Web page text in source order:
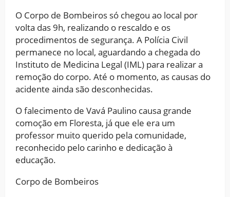
O Corpo de Bombeiros só chegou ao local por
volta das 9h, realizando o rescaldo e os
procedimentos de segurança. A Polícia Civil
permanece no local, aguardando a chegada do
Instituto de Medicina Legal (IML) para realizar a
remoção do corpo. Até o momento, as causas do
acidente ainda são desconhecidas.
O falecimento de Vavá Paulino causa grande
comoção em Floresta, já que ele era um
professor muito querido pela comunidade,
reconhecido pelo carinho e dedicação à
educação.
Corpo de Bombeiros